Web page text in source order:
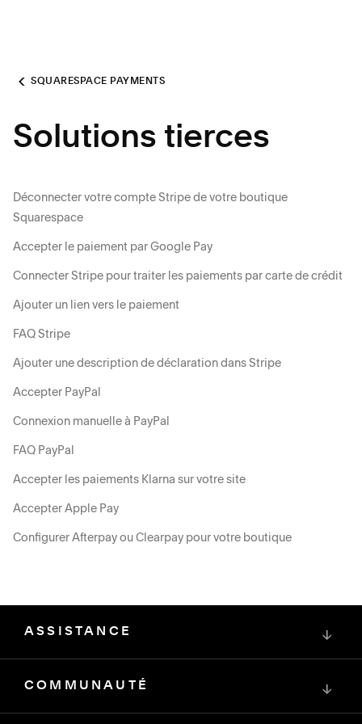
SQUARESPACE PAYMENTS
Solutions tierces
Déconnecter votre compte Stripe de votre boutique
Squarespace
Accepter le paiement par Google Pay
Connecter Stripe pour traiter les paiements par carte de crédit
Ajouter un lien vers le paiement
FAQ Stripe
Ajouter une description de déclaration dans Stripe
Accepter PayPal
Connexion manuelle à PayPal
FAQ PayPal
Accepter les paiements Klarna sur votre site
Accepter Apple Pay
Configurer Afterpay ou Clearpay pour votre boutique
ASSISTANCE ↓
COMMUNAUTÉ ↓